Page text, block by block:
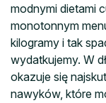
modnymi dietami
monotonnym
kilogramy i tak
wydatkujemy. W
okazuje się
nawyków, które